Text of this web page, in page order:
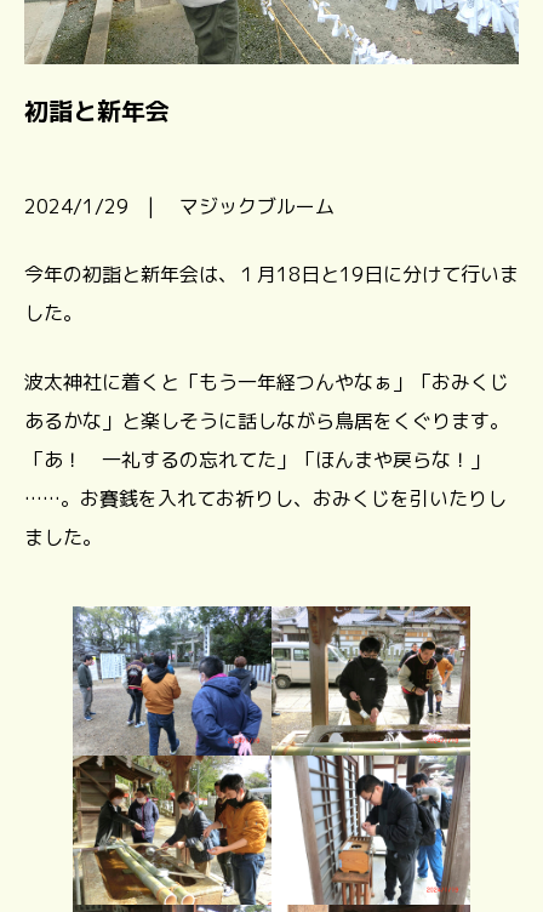
初詣と新年会
2024/1/29 | マジックブルーム
今年の初詣と新年会は、１月18日と19日に分けて行いま
した。
波太神社に着くと「もう一年経つんやなぁ」「おみくじ
あるかな」と楽しそうに話しながら鳥居をくぐります。
「あ！ 一礼するの忘れてた」「ほんまや戻らな！」
……。お賽銭を入れてお祈りし、おみくじを引いたりし
ました。